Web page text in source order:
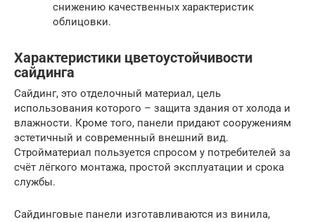
снижению качественных характеристик
облицовки.
Характеристики цветоустойчивости
сайдинга
Сайдинг, это отделочный материал, цель
использования которого – защита здания от холода и
влажности. Кроме того, панели придают сооружениям
эстетичный и современный внешний вид.
Стройматериал пользуется спросом у потребителей за
счёт лёгкого монтажа, простой эксплуатации и срока
службы.
Сайдинговые панели изготавливаются из винила,